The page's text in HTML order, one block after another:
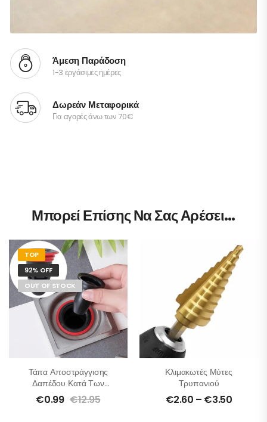
Άμεση Παράδοση
1-3 εργάσιμες ημέρες
Δωρεάν Μεταφορικά
Για αγορές άνω των 70€
Μπορεί Επίσης Να Σας Αρέσει…
TOP
92% OFF
OUT OF STOCK
Τάπα Αποστράγγισης
Δαπέδου Κατά Των
Οσμών
€0.99 €12.95
Κλιμακωτές Μύτες
Τρυπανιού
€2.60 – €3.50